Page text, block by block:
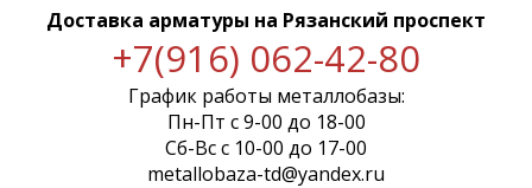
Доставка арматуры на Рязанский проспект
+7(916) 062-42-80
График работы металлобазы:
Пн-Пт с 9-00 до 18-00
Сб-Вс с 10-00 до 17-00
metallobaza-td@yandex.ru